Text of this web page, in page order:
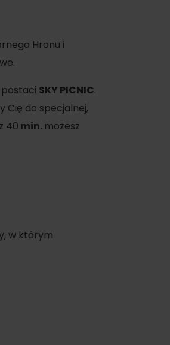
Hronu i
SKY PICNIC.
Cię do specjalnej,
40 min. możesz
w którym